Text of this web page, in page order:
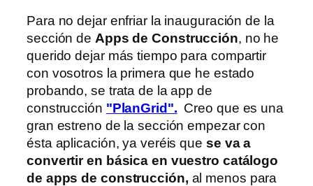
Para no dejar enfriar la inauguración de la
sección de Apps de Construcción, no he
querido dejar más tiempo para compartir
con vosotros la primera que he estado
probando, se trata de la app de
construcción "PlanGrid". Creo que es una
gran estreno de la sección empezar con
ésta aplicación, ya veréis que se va a
convertir en básica en vuestro catálogo
de apps de construcción, al menos para